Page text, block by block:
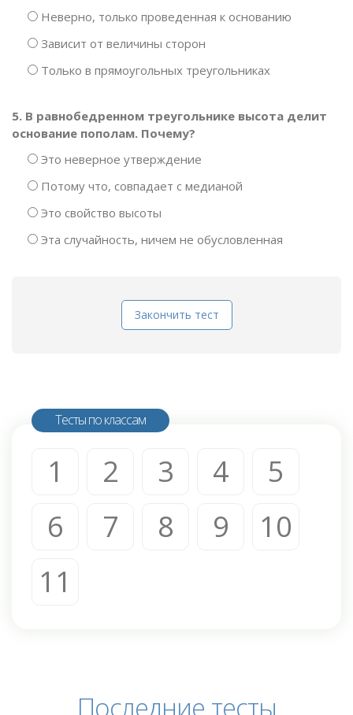
Неверно, только проведенная к основанию
Зависит от величины сторон
Только в прямоугольных треугольниках
5. В равнобедренном треугольнике высота делит
основание пополам. Почему?
Это неверное утверждение
Потому что, совпадает с медианой
Это свойство высоты
Эта случайность, ничем не обусловленная
Закончить тест
Тесты по классам
1 2 3 4
5
6
7 8 9
10
11
Последние тесты